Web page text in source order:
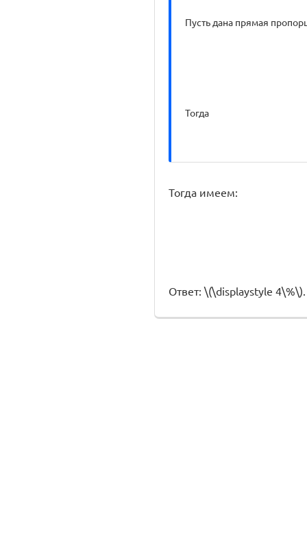
Пусть дана прямая
Тогда
Тогда имеем:
Ответ: \(\displaystyle 4\%\).